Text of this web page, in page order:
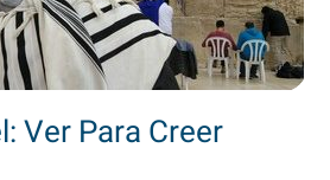
Ver Para Creer